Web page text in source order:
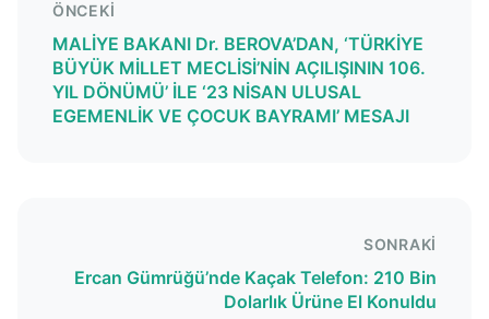
ÖNCEKI
MALİYE BAKANI Dr. BEROVA’DAN, ‘TÜRKİYE
BÜYÜK MİLLET MECLİSİ’NİN AÇILIŞININ 106.
YIL DÖNÜMÜ’ İLE ‘23 NİSAN ULUSAL
EGEMENLİK VE ÇOCUK BAYRAMI’ MESAJI
SONRAKI
Ercan Gümrüğü’nde Kaçak Telefon: 210 Bin
Dolarlık Ürüne El Konuldu